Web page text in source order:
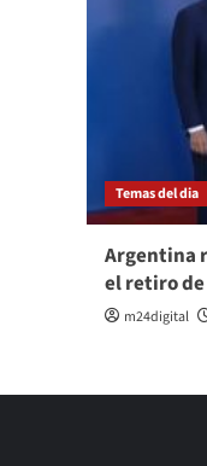
Temas del dia
Argentina
el retiro
m24digital